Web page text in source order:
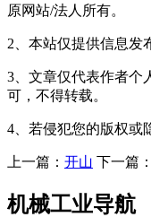
原网站/法人所有。
2、本站仅提供信息发
3、文章仅代表作者个
可，不得转载。
4、若侵犯您的版权或
上一篇： 开山 下一篇：
机械工业导航